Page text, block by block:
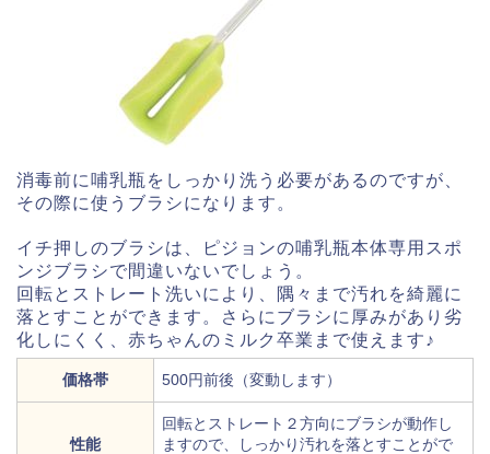
消毒前に哺乳瓶をしっかり洗う必要があるのですが、
その際に使うブラシになります。
イチ押しのブラシは、ピジョンの哺乳瓶本体専用スポ
ンジブラシで間違いないでしょう。
回転とストレート洗いにより、隅々まで汚れを綺麗に
落とすことができます。さらにブラシに厚みがあり劣
化しにくく、赤ちゃんのミルク卒業まで使えます♪
価格帯 500円前後（変動します）
性能
回転とストレート２方向にブラシが動作し
ますので、しっかり汚れを落とすことがで